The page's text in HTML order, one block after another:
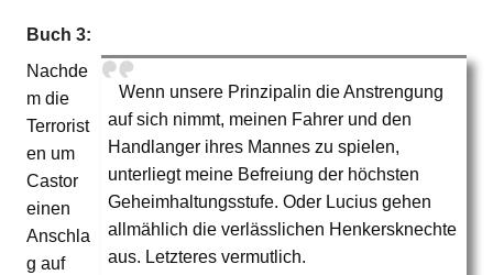
Buch 3:
Wenn unsere Prinzipalin die Anstrengung
auf sich nimmt, meinen Fahrer und den
Handlanger ihres Mannes zu spielen,
unterliegt meine Befreiung der höchsten
Geheimhaltungsstufe. Oder Lucius gehen
allmählich die verlässlichen Henkersknechte
aus. Letzteres vermutlich.
Nachde
m die
Terrorist
en um
Castor
einen
Anschla
g auf